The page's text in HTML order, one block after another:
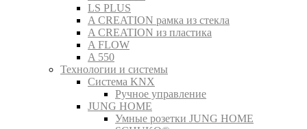
LS PLUS
A CREATION рамка из стекла
A CREATION из пластика
A FLOW
A 550
Технологии и системы
Система KNX
Ручное управление
JUNG HOME
Умные розетки JUNG HOME